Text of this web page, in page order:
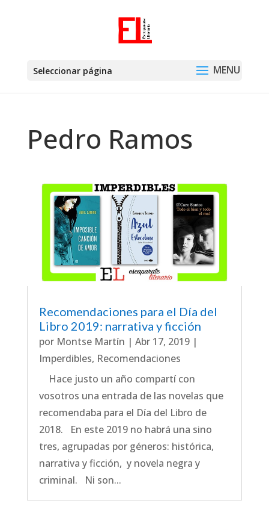
Seleccionar página
Pedro Ramos
Recomendaciones para el Día del
Libro 2019: narrativa y ficción
por Montse Martín | Abr 17, 2019|
Imperdibles, Recomendaciones
Hace justo un año compartí con
vosotros una entrada de las novelas que
recomendaba para el Día del Libro de
2018. En este 2019 no habrá una sino
tres, agrupadas por géneros: histórica,
narrativa y ficción, y novela negra y
criminal. Ni son...